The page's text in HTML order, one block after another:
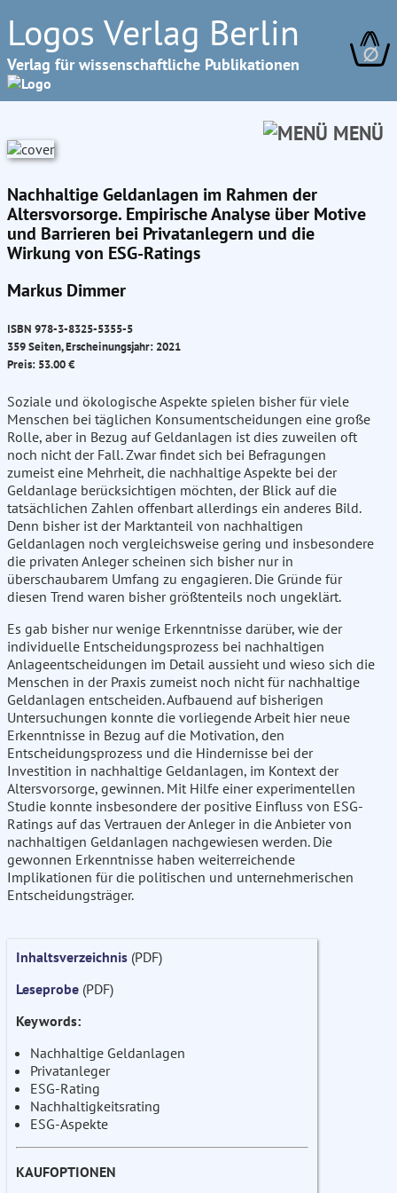
Logos Verlag Berlin
Verlag für wissenschaftliche Publikationen ∅
MENÜ
Nachhaltige Geldanlagen im Rahmen der
Altersvorsorge. Empirische Analyse über Motive
und Barrieren bei Privatanlegern und die
Wirkung von ESG-Ratings
Markus Dimmer
ISBN 978-3-8325-5355-5
359 Seiten, Erscheinungsjahr: 2021
Preis: 53.00 €
Soziale und ökologische Aspekte spielen bisher für viele
Menschen bei täglichen Konsumentscheidungen eine große
Rolle, aber in Bezug auf Geldanlagen ist dies zuweilen oft
noch nicht der Fall. Zwar findet sich bei Befragungen
zumeist eine Mehrheit, die nachhaltige Aspekte bei der
Geldanlage berücksichtigen möchten, der Blick auf die
tatsächlichen Zahlen offenbart allerdings ein anderes Bild.
Denn bisher ist der Marktanteil von nachhaltigen
Geldanlagen noch vergleichsweise gering und insbesondere
die privaten Anleger scheinen sich bisher nur in
überschaubarem Umfang zu engagieren. Die Gründe für
diesen Trend waren bisher größtenteils noch ungeklärt.
Es gab bisher nur wenige Erkenntnisse darüber, wie der
individuelle Entscheidungsprozess bei nachhaltigen
Anlageentscheidungen im Detail aussieht und wieso sich die
Menschen in der Praxis zumeist noch nicht für nachhaltige
Geldanlagen entscheiden. Aufbauend auf bisherigen
Untersuchungen konnte die vorliegende Arbeit hier neue
Erkenntnisse in Bezug auf die Motivation, den
Entscheidungsprozess und die Hindernisse bei der
Investition in nachhaltige Geldanlagen, im Kontext der
Altersvorsorge, gewinnen. Mit Hilfe einer experimentellen
Studie konnte insbesondere der positive Einfluss von ESG-
Ratings auf das Vertrauen der Anleger in die Anbieter von
nachhaltigen Geldanlagen nachgewiesen werden. Die
gewonnen Erkenntnisse haben weiterreichende
Implikationen für die politischen und unternehmerischen
Entscheidungsträger.
Inhaltsverzeichnis (PDF)
Leseprobe (PDF)
Keywords:
Nachhaltige Geldanlagen
Privatanleger
ESG-Rating
Nachhaltigkeitsrating
ESG-Aspekte
KAUFOPTIONEN